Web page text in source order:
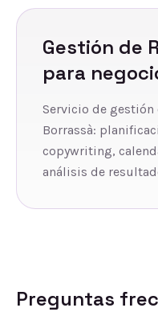
Gestión de
para
Servicio de gestión
Borrassà:
copywriting,
análisis de
Preguntas